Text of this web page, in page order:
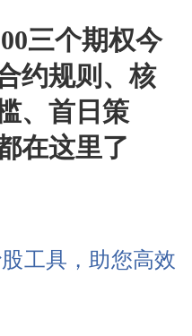
三个期权今
约规则、核
、首日策
在这里了
工具，助您高效